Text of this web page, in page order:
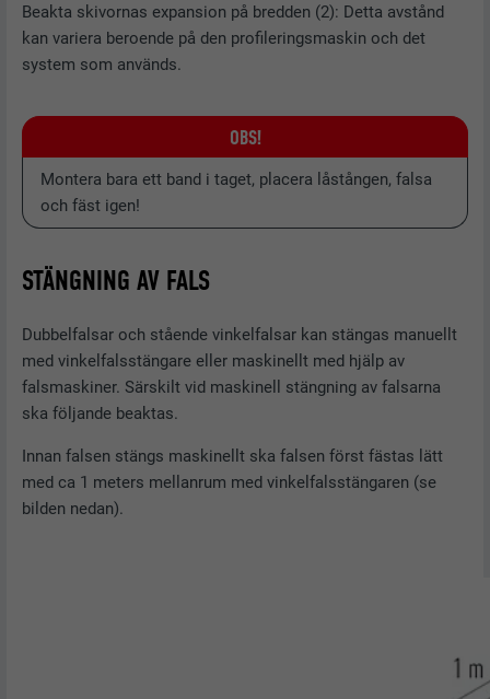
Beakta skivornas expansion på bredden (2): Detta avstånd
kan variera beroende på den profileringsmaskin och det
system som används.
OBS!
Montera bara ett band i taget, placera låstången, falsa
och fäst igen!
STÄNGNING AV FALS
Dubbelfalsar och stående vinkelfalsar kan stängas manuellt
med vinkelfalsstängare eller maskinellt med hjälp av
falsmaskiner. Särskilt vid maskinell stängning av falsarna
ska följande beaktas.
Innan falsen stängs maskinellt ska falsen först fästas lätt
med ca 1 meters mellanrum med vinkelfalsstängaren (se
bilden nedan).